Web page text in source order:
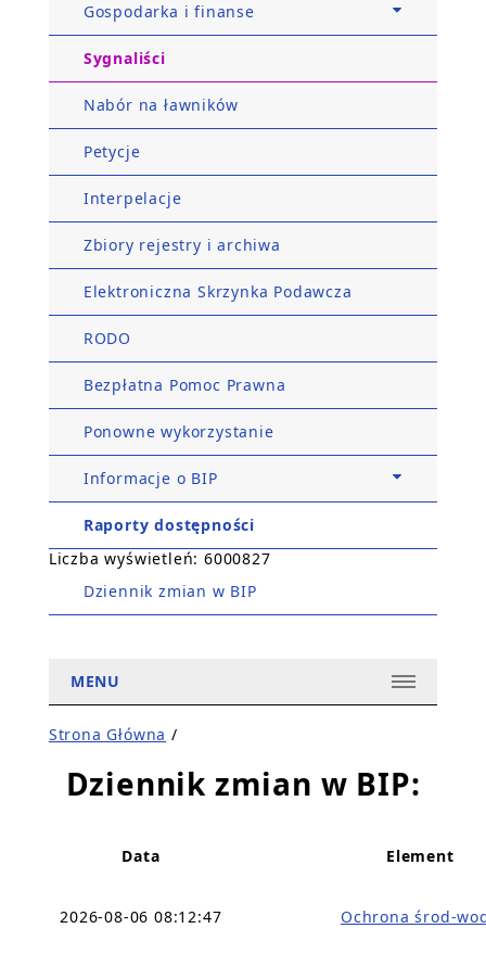
Gospodarka i finanse
Sygnaliści
Nabór na ławników
Petycje
Interpelacje
Zbiory rejestry i archiwa
Elektroniczna Skrzynka Podawcza
RODO
Bezpłatna Pomoc Prawna
Ponowne wykorzystanie
Informacje o BIP
Raporty dostępności
Liczba wyświetleń: 6000827
Dziennik zmian w BIP
MENU
Strona Główna /
Dziennik zmian w BIP:
Data Element
2026-08-06 08:12:47 Ochrona środ-